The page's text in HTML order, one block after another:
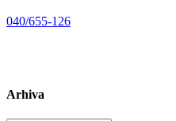
040/655-126
Arhiva